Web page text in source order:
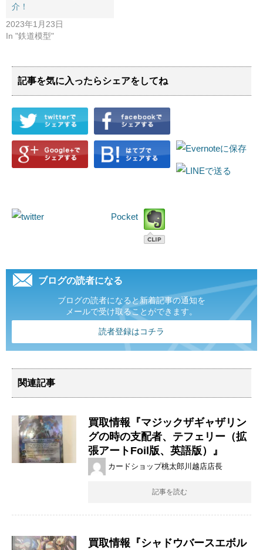
介！
2023年1月23日
In "鉄道模型"
記事を気に入ったらシェアをしてね
Pocket
ブログの読者になる
ブログの読者になると新着記事の通知を
メールで受け取ることができます。
読者登録はコチラ
関連記事
買取情報『マジックザギャザリン
グの時の支配者、テフェリー（拡
張アートFoil版、英語版）』
カードショップ桃太郎川越店店長
記事を読む
買取情報『シャドウバースエボル